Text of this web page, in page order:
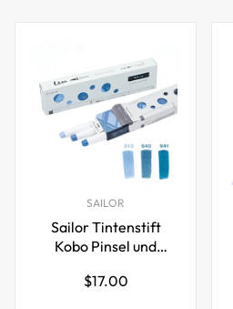
SAILOR
Sailor Tintenstift
Kobo Pinsel und
Doppelspitzenmarker
Regulärer
$17.00